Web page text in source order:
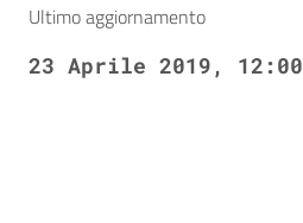
Ultimo aggiornamento
23 Aprile 2019, 12:00